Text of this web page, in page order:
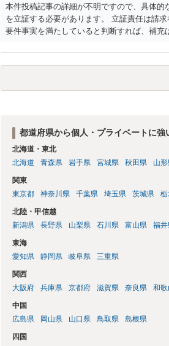
本件投稿記事の詳細が不明ですので、具体
を立証する必要があります。 立証責任は請
要件事実を満たしていると判断すれば、補
はXのため、APのIPアドレスの保存期間の
だけでは足りず、実務を踏まえた方法を選択
都道府県から個人・プライベートに強
北海道・東北
北海道
青森県 岩手県 宮城県 秋田県 山形
関東
東京都
神奈川県 千葉県 埼玉県 茨城県 栃
北陸・甲信越
新潟県
長野県 山梨県 石川県 富山県 福井
東海
愛知県
静岡県 岐阜県 三重県
関西
大阪府
兵庫県 京都府 滋賀県 奈良県 和歌
中国
広島県
岡山県 山口県 鳥取県 島根県
四国